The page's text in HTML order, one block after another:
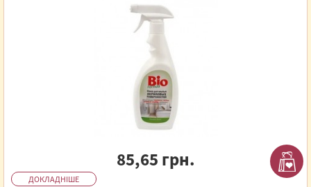
85,65 грн.
ДОКЛАДНІШЕ